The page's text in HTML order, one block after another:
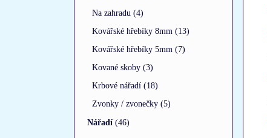
Na zahradu (4)
Kovářské hřebíky 8mm (13)
Kovářské hřebíky 5mm (7)
Kované skoby (3)
Krbové nářadí (18)
Zvonky / zvonečky (5)
Nářadí (46)